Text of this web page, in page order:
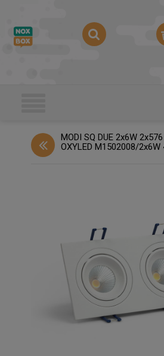
MODI SQ DUE 2x6W
OXYLED M1502008/2x6W